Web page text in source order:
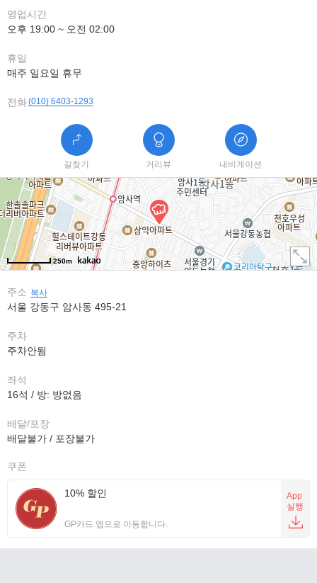
영업시간
오후 19:00 ~ 오전 02:00
휴일
매주 일요일 휴무
전화(010) 6403-1293
길찾기 거리뷰 내비게이션
250m
주소 복사
서울 강동구 암사동 495-21
주차
주차안됨
좌석
16석 / 방: 방없음
배달/포장
배달불가 / 포장불가
쿠폰
10% 할인
GP카드 앱으로 이동합니다.
App
실행